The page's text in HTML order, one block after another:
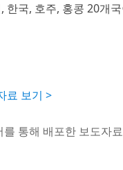
한국, 호주, 홍콩 20개
료 보기 >
를 통해 배포한 보도자